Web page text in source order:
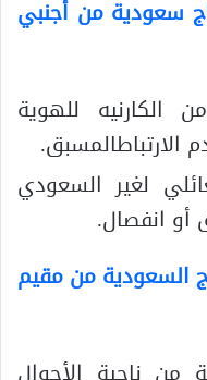
سعودية من أجنبي
الكارنيه للهوية
الارتباطالمسبق.
لغير السعودي
انفصال.
السعودية من مقيم